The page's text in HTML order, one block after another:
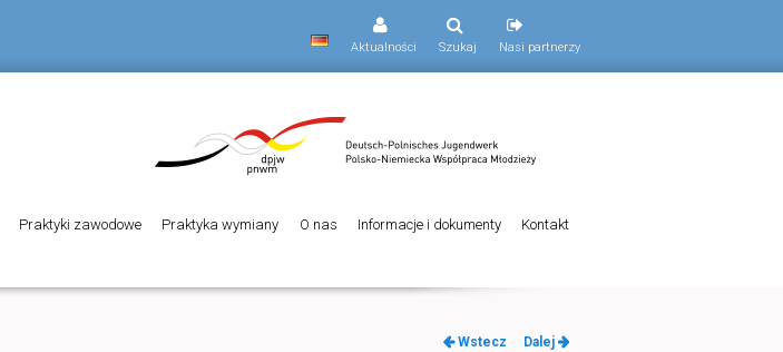
Aktualności Szukaj Nasi partnerzy
Praktyki zawodowe Praktyka wymiany O nas Informacje i dokumenty Kontakt
Nawigacja
Wstecz Dalej